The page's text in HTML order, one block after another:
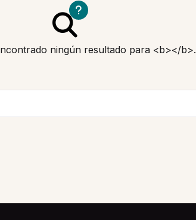
ningún resultado para <b></b>.